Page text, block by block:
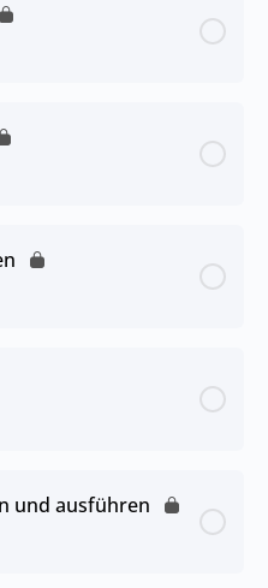
und ausführen